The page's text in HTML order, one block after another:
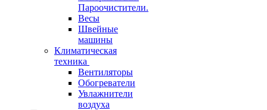
Пароочистители.
Весы
Швейные
машины
Климатическая
техника
Вентиляторы
Обогреватели
Увлажнители
воздуха